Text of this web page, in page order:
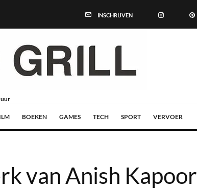
INSCHRIJVEN
BOEKEN GAMES TECH SPORT VERVOER
van Anish Kapoor